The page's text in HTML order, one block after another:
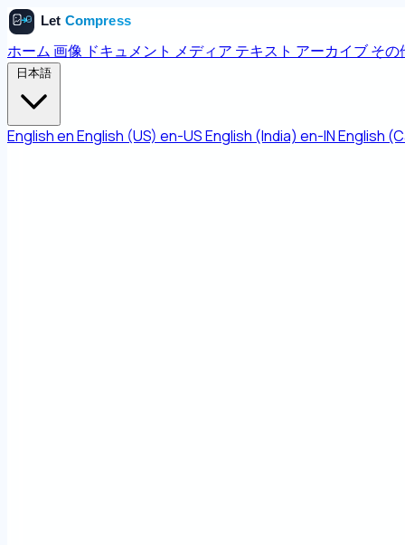
ホーム画像 ドキュメント メディア テキスト アーカイブその
日本語
EnglishenEnglish (US) en-USEnglish (India) en-INEnglish